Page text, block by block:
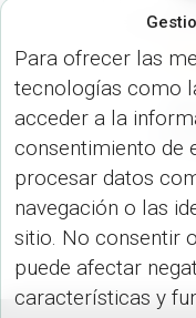
Para ofrecer las
tecnologías como
acceder a la
consentimiento de
procesar datos
navegación o las
sitio. No consentir
puede afectar
características y